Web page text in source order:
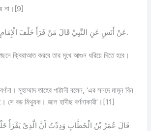
না।[9]
(৪) عَنْ أَنَسٍ عَنِ النَّبِيِّ قَالَ مَنْ قَرَأَ خَلْفَ الْإِمَامِ مُلِئَ فُوْهُ نارًا.
ক্বিরাআত করবে তার মুখে আগুন ধরিয়ে দিতে হবে।
মুহাম্মাদ তাহের পাট্টানী বলেন, ‘এর সনদে মামূন বিন
বড় মিথ্যুক। জাল হাদীছ বর্ণনাকারী’।[11]